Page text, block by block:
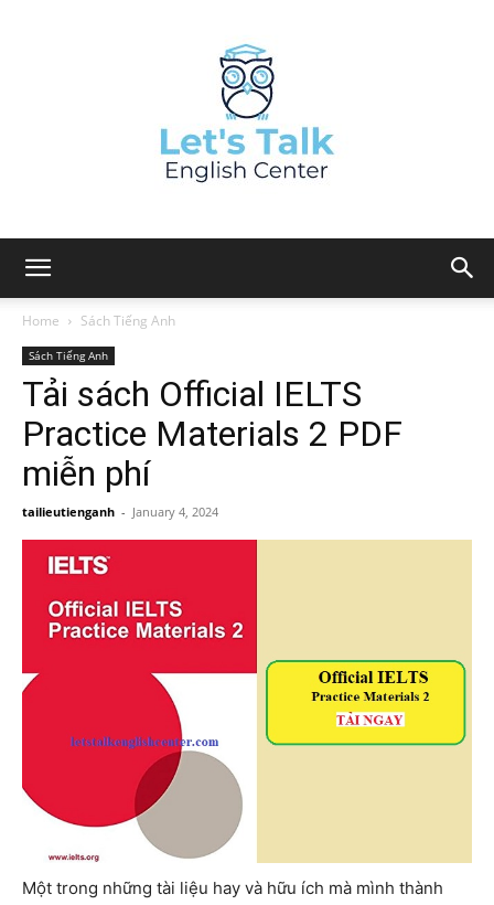
Home Sách Tiếng Anh
Sách Tiếng Anh
Tải sách Official IELTS
Practice Materials 2 PDF
miễn phí
tailieutienganh - January 4, 2024
Một trong những tài liệu hay và hữu ích mà mình thành